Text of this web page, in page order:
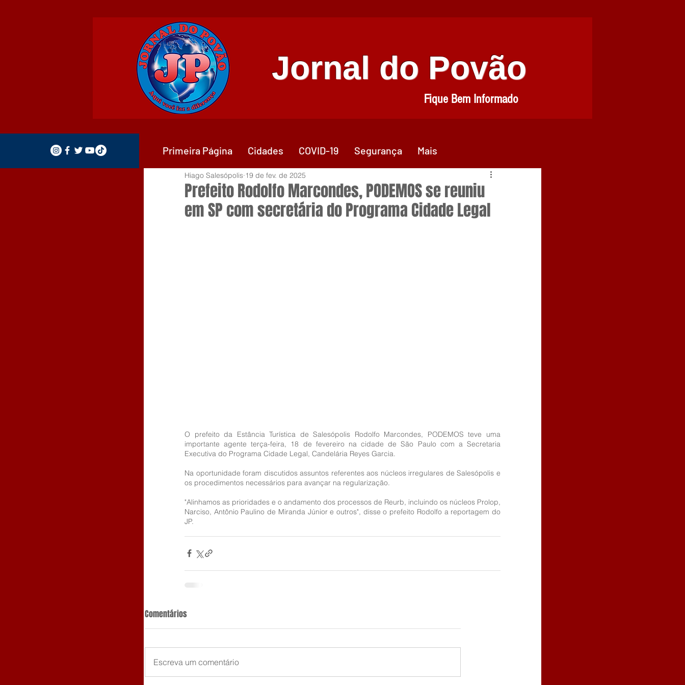
Jornal do Povão
Fique Bem Informado
Prefeito Rodolfo Marcondes, PODEMOS se reuniu
em SP com secretária do Programa Cidade Legal
Hiago Salesópolis 19 de fev. de 2025
O prefeito da Estância Turística de Salesópolis Rodolfo Marcondes, PODEMOS teve uma
importante agente terça-feira, 18 de fevereiro na cidade de São Paulo com a Secretaria
Executiva do Programa Cidade Legal, Candelária Reyes Garcia.
Na oportunidade foram discutidos assuntos referentes aos núcleos irregulares de Salesópolis e
os procedimentos necessários para avançar na regularização.
"Alinhamos as prioridades e o andamento dos processos de Reurb, incluindo os núcleos Prolop,
Narciso, Antônio Paulino de Miranda Júnior e outros", disse o prefeito Rodolfo a reportagem do
JP.
Comentários
Escreva um comentário
Primeira Página Cidades COVID-19 Segurança Mais